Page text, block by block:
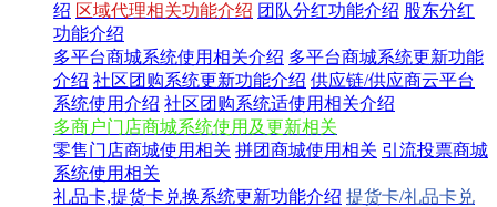
绍 区域代理相关功能介绍 团队分红功能介绍 股东分红
功能介绍
多平台商城系统使用相关介绍 多平台商城系统更新功能
介绍 社区团购系统更新功能介绍 供应链/供应商云平台
系统使用介绍 社区团购系统适使用相关介绍
多商户门店商城系统使用及更新相关
零售门店商城使用相关 拼团商城使用相关 引流投票商城
系统使用相关
礼品卡,提货卡兑换系统更新功能介绍 提货卡/礼品卡兑